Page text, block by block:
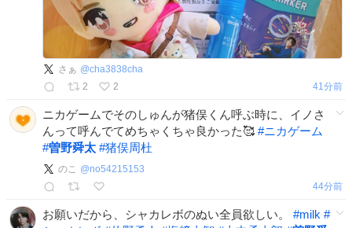
さぁ @cha3838cha
2
2 41分前
ニカゲームでそのしゅんが猪俣くん呼ぶ時に、イノさ
んって呼んでてめちゃくちゃ良かった🥰 #ニカゲーム
#曽野舜太 #猪俣周杜
のこ @no54215153
44分前
お願いだから、シャカレボのぬい全員欲しい。 #milk #